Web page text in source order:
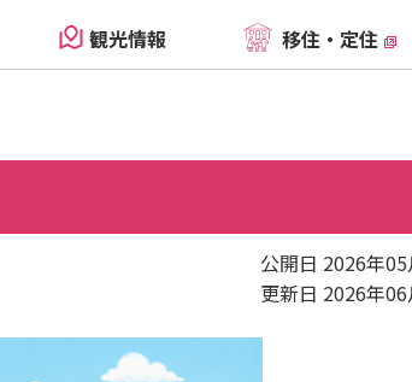
観光情報 移住・定住
公開日 2026年
更新日 2026年